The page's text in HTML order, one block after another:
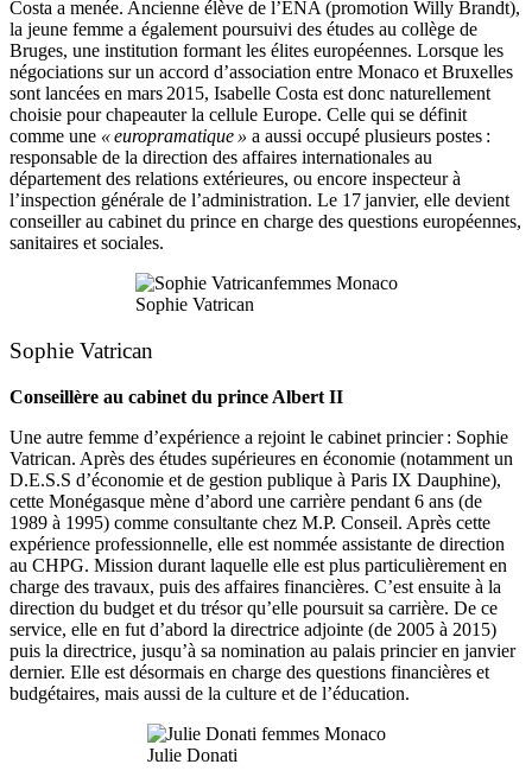
Costa a menée. Ancienne élève de l’ENA (promotion Willy Brandt),
la jeune femme a également poursuivi des études au collège de
Bruges, une institution formant les élites européennes. Lorsque les
négociations sur un accord d’association entre Monaco et Bruxelles
sont lancées en mars 2015, Isabelle Costa est donc naturellement
choisie pour chapeauter la cellule Europe. Celle qui se définit
comme une « europramatique » a aussi occupé plusieurs postes :
responsable de la direction des affaires internationales au
département des relations extérieures, ou encore inspecteur à
l’inspection générale de l’administration. Le 17 janvier, elle devient
conseiller au cabinet du prince en charge des questions européennes,
sanitaires et sociales.
Sophie Vatrican
Sophie Vatrican
Conseillère au cabinet du prince Albert II
Une autre femme d’expérience a rejoint le cabinet princier : Sophie
Vatrican. Après des études supérieures en économie (notamment un
D.E.S.S d’économie et de gestion publique à Paris IX Dauphine),
cette Monégasque mène d’abord une carrière pendant 6 ans (de
1989 à 1995) comme consultante chez M.P. Conseil. Après cette
expérience professionnelle, elle est nommée assistante de direction
au CHPG. Mission durant laquelle elle est plus particulièrement en
charge des travaux, puis des affaires financières. C’est ensuite à la
direction du budget et du trésor qu’elle poursuit sa carrière. De ce
service, elle en fut d’abord la directrice adjointe (de 2005 à 2015)
puis la directrice, jusqu’à sa nomination au palais princier en janvier
dernier. Elle est désormais en charge des questions financières et
budgétaires, mais aussi de la culture et de l’éducation.
Julie Donati